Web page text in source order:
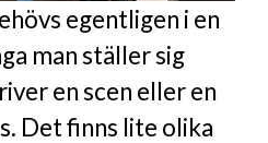
egentligen i en
man ställer sig
en scen eller en
Det finns lite olika